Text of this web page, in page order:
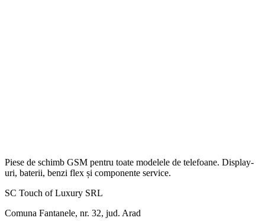
Piese de schimb GSM pentru toate modelele de telefoane. Display-
uri, baterii, benzi flex și componente service.
SC Touch of Luxury SRL
Comuna Fantanele, nr. 32, jud. Arad